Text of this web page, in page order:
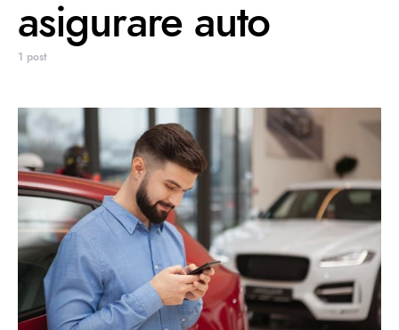
asigurare auto
1 post